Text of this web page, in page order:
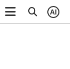
AI